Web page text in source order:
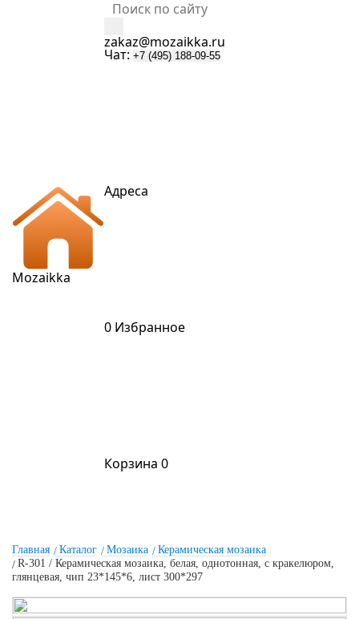
Mozaikka
zakaz@mozaikka.ru
Чат: +7 (495) 188-09-55
Адреса
0 Избранное
Корзина 0
Главная Каталог Мозаика
Керамическая мозаика
R-301 / Керамическая мозаика, белая, однотонная, с кракелюром,
глянцевая, чип 23*145*6, лист 300*297